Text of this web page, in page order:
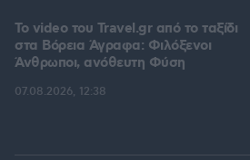
To video του Travel.gr από το ταξίδι
στα Βόρεια Άγραφα: Φιλόξενοι
Άνθρωποι, ανόθευτη Φύση
07.08.2026, 12:38